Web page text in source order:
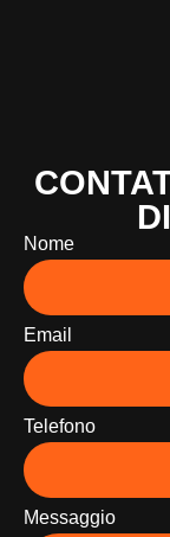
Nome
Email
Telefono
Messaggio